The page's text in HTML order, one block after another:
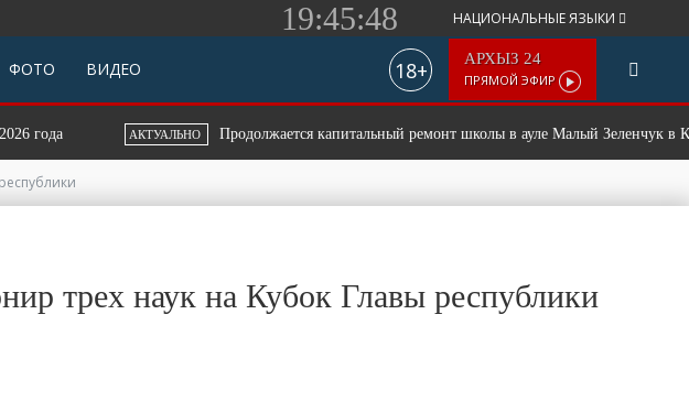
19:45:48 НАЦИОНАЛЬНЫЕ ЯЗЫКИ
ФОТО ВИДЕО 18+ АРХЫЗ 24
ПРЯМОЙ ЭФИР
АКТУАЛЬНО Продолжается капитальный ремонт школы в ауле Малый Зеленчук в КЧР
трех наук на Кубок Главы республики